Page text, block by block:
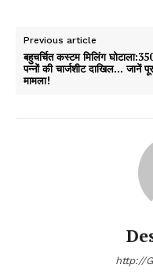
Previous article
बहुचर्चित कस्टम मिलिंग
पन्नों की चार्जशीट दाखिल… जानें
मामला!
http://